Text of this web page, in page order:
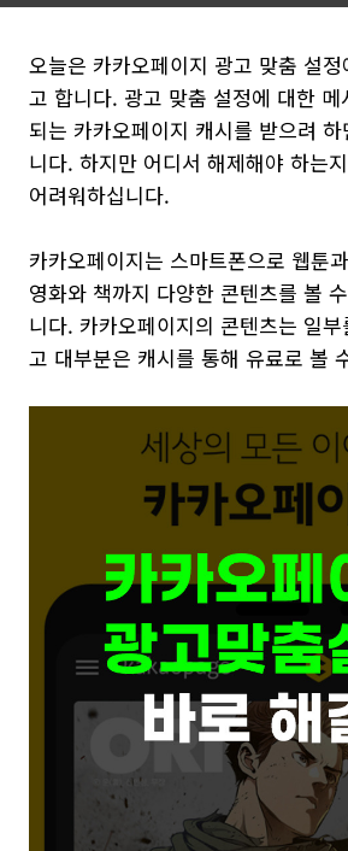
오늘은 카카오페이지 광고 맞춤 설
고 합니다. 광고 맞춤 설정에 대한
되는 카카오페이지 캐시를 받으려
니다. 하지만 어디서 해제해야 하는
어려워하십니다.
카카오페이지는 스마트폰으로 웹툰
영화와 책까지 다양한 콘텐츠를 볼
니다. 카카오페이지의 콘텐츠는 일
고 대부분은 캐시를 통해 유료로 볼